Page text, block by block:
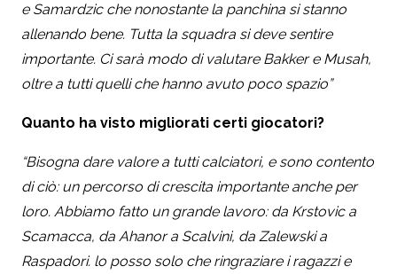
e Samardzic che nonostante la panchina si stanno
allenando bene. Tutta la squadra si deve sentire
importante. Ci sarà modo di valutare Bakker e Musah,
oltre a tutti quelli che hanno avuto poco spazio”
Quanto ha visto migliorati certi giocatori?
“Bisogna dare valore a tutti calciatori, e sono contento
di ciò: un percorso di crescita importante anche per
loro. Abbiamo fatto un grande lavoro: da Krstovic a
Scamacca, da Ahanor a Scalvini, da Zalewski a
Raspadori. lo posso solo che ringraziare i ragazzi e